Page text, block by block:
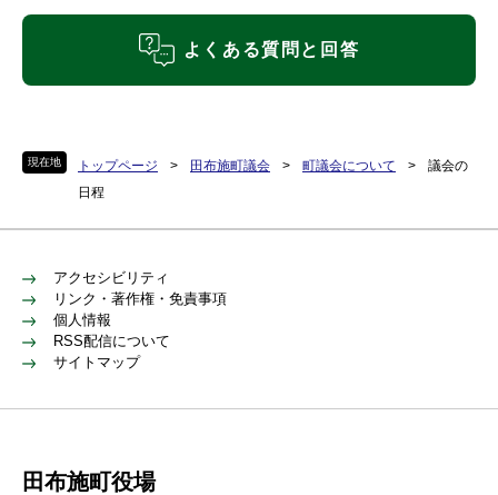
現在地 トップページ > 田布施町議会 > 町議会について >
議会の
日程
よくある質問と回答
アクセシビリティ
リンク・著作権・免責事項
個人情報
RSS配信について
サイトマップ
田布施町役場